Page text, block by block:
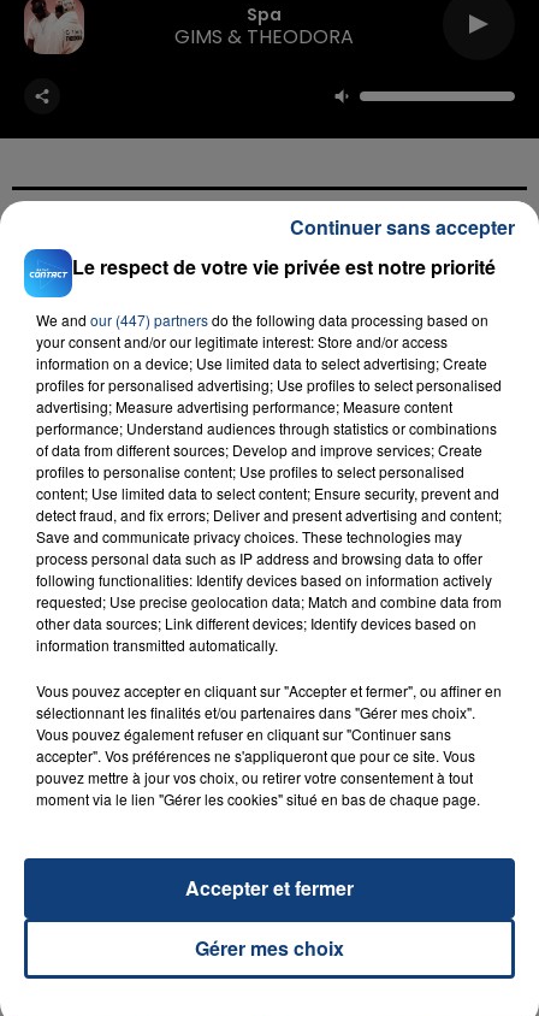
Spa
GIMS & THEODORA
FIL D'ACTU
23 juillet 2026
INCENDIE MORTEL À LENS : UNE FEMME ET
SON BÉBÉ ENTRE LA VIE ET LA...
Un homme s'est immolé par le feu après avoir
aspergé sa compagne et leur bébé de trois mois
d'un liquide inflammable.
20 juillet 2026
UNE ADOLESCENTE DEVANT SE FAIRE
La famille a porté plainte contre la clinique qui a
reconnu sa responsabilité et présenté ses
TITRES DIFFUSÉS
Le respect de votre vie privée est notre priorité
We and our (447) partnersdo the following data processing based on
your consent and/or our legitimate interest: Store and/or access
information on a device; Use limited data to select advertising; Create
profiles for personalised advertising; Use profiles to select personalised
advertising; Measure advertising performance; Measure content
performance; Understand audiences through statistics or combinations
of data from different sources; Develop and improve services; Create
profiles to personalise content; Use profiles to select personalised
content; Use limited data to select content; Ensure security, prevent and
detect fraud, and fix errors; Deliver and present advertising and content;
Save and communicate privacy choices. These technologies may
process personal data such as IP address and browsing data to offer
following functionalities: Identify devices based on information actively
requested; Use precise geolocation data; Match and combine data from
other data sources; Link different devices; Identify devices based on
information transmitted automatically.
Vous pouvez accepter en cliquant sur "Accepter et fermer", ou affiner en
sélectionnant les finalités et/ou partenaires dans "Gérer mes choix".
Vous pouvez également refuser en cliquant sur "Continuer sans
accepter". Vos préférences ne s'appliqueront que pour ce site. Vous
pouvez mettre à jour vos choix, ou retirer votre consentement à tout
moment via le lien "Gérer les cookies" situé en bas de chaque page.
Gérer mes choix
Accepter et fermer
Continuer sans accepter